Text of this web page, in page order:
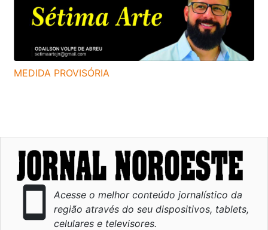
MEDIDA PROVISÓRIA
smartphone
Acesse o melhor conteúdo jornalístico da
região através do seu dispositivos, tablets,
celulares e televisores.